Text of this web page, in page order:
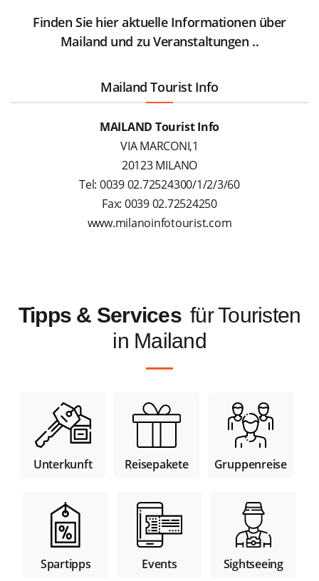
Finden Sie hier aktuelle Informationen über
Mailand und zu Veranstaltungen ..
Mailand Tourist Info
MAILAND Tourist Info
VIA MARCONI,1
20123 MILANO
Tel: 0039 02.72524300/1/2/3/60
Fax: 0039 02.72524250
www.milanoinfotourist.com
Tipps & Services für Touristen
in Mailand
Unterkunft Reisepakete Gruppenreise
Spartipps Events Sightseeing